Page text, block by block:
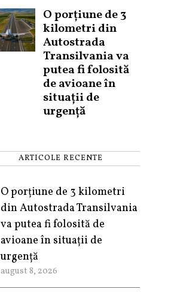
O porțiune de 3
kilometri din
Autostrada
Transilvania va
putea fi folosită
de avioane în
situații de
urgență
ARTICOLE RECENTE
O porțiune de 3 kilometri
din Autostrada Transilvania
va putea fi folosită de
avioane în situații de
urgență
august 8, 2026